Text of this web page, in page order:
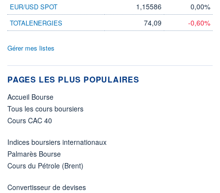
EUR/USD SPOT 1,15586 0,00%
TOTALENERGIES 74,09 -0,60%
Gérer mes listes
PAGES LES PLUS POPULAIRES
Accueil Bourse
Tous les cours boursiers
Cours CAC 40
Indices boursiers internationaux
Palmarès Bourse
Cours du Pétrole (Brent)
Convertisseur de devises